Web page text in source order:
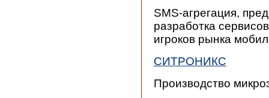
SMS-агрегация,
разработка
игроков рынка
СИТРОНИКС
Производство